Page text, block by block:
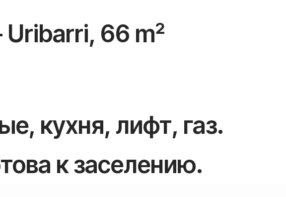
Uribarri, 66 m²
кухня, лифт, газ.
к заселению.